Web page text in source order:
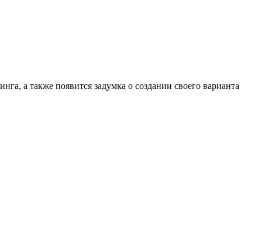
а также появится задумка о создании своего варианта